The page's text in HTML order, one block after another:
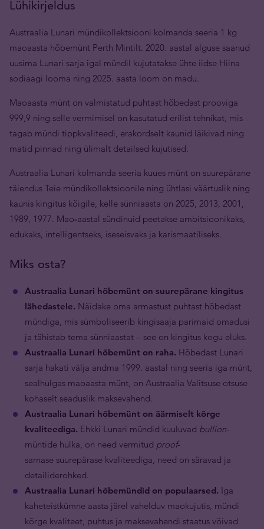
Lühikirjeldus
Austraalia Lunari mündikollektsiooni kolmanda seeria 1 kg
maoaasta hõbemünt Perth Mintilt. 2020. aastal alguse saanud
uusima Lunari sarja igal mündil kujutatakse ühte iidse Hiina
sodiaagi looma ning 2025. aasta loom on madu.
Maoaasta münt on valmistatud puhtast hõbedast prooviga
999,9 ning selle vermimisel on kasutatud erilist tehnikat, mis
tagab mündi tippkvaliteedi, erakordselt kaunid läikivad ning
matid pinnad ning ülimalt detailsed kujutised.
Austraalia Lunari kolmanda seeria kuues münt on suurepärane
täiendus Teie mündikollektsioonile ning ühtlasi väärtuslik ning
kaunis kingitus kõigile, kelle sünniaasta on 2025, 2013, 2001,
1989, 1977. Mao-aastal sündinuid peetakse ambitsioonikaks,
edukaks, intelligentseks, iseseisvaks ja karismaatiliseks.
Miks osta?
Austraalia Lunari hõbemünt on suurepärane kingitus
lähedastele. Näidake oma armastust puhtast hõbedast
mündiga, mis sümboliseerib kingisaaja parimaid omadusi
ja tähistab tema sünniaastat – see on kingitus kogu eluks.
Austraalia Lunari hõbemünt on raha. Hõbedast Lunari
sarja hakati välja andma 1999. aastal ning seeria iga münt,
sealhulgas maoaasta münt, on Austraalia Valitsuse otsuse
kohaselt seaduslik maksevahend.
Austraalia Lunari hõbemünt on äärmiselt kõrge
kvaliteediga. Ehkki Lunari mündid kuuluvad bullion-
müntide hulka, on need vermitud proof-
sarnase suurepärase kvaliteediga, need on säravad ja
detailiderohked.
Austraalia Lunari hõbemündid on populaarsed. Iga
kaheteistkümne aasta järel vahelduv maokujutis, mündi
kõrge kvaliteet, puhtus ja maksevahendi staatus võivad